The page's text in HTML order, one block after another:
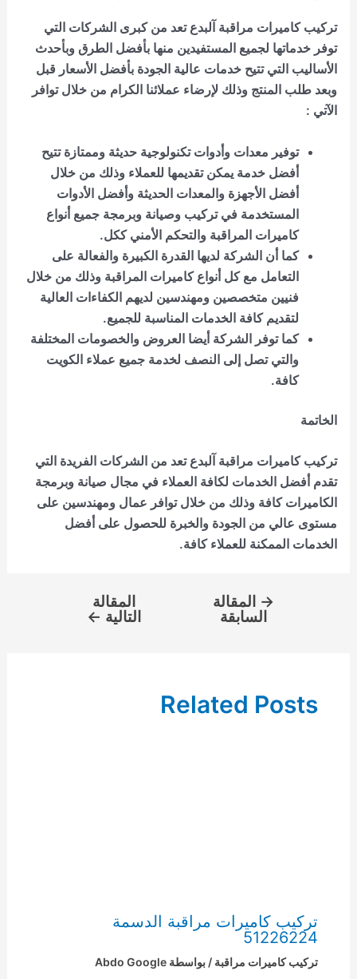
تركيب كاميرات مراقبة آلبدع تعد من كبرى الشركات التي
توفر خدماتها لجميع المستفيدين منها بأفضل الطرق وبأحدث
الأساليب التي تتيح خدمات عالية الجودة بأفضل الأسعار قبل
وبعد طلب المنتج وذلك لإرضاء عملائنا الكرام من خلال توافر
الآتي :
توفير معدات وأدوات تكنولوجية حديثة وممتازة تتيح
أفضل خدمة يمكن تقديمها للعملاء وذلك من خلال
أفضل الأجهزة والمعدات الحديثة وأفضل الأدوات
المستخدمة في تركيب وصيانة وبرمجة جميع أنواع
كاميرات المراقبة والتحكم الأمني ككل.
كما أن الشركة لديها القدرة الكبيرة والفعالة على
التعامل مع كل أنواع كاميرات المراقبة وذلك من خلال
فنيين متخصصين ومهندسين لديهم الكفاءات العالية
لتقديم كافة الخدمات المناسبة للجميع.
كما توفر الشركة أيضا العروض والخصومات المختلفة
والتي تصل إلى النصف لخدمة جميع عملاء الكويت
كافة.
الخاتمة
تركيب كاميرات مراقبة آلبدع تعد من الشركات الفريدة التي
تقدم أفضل الخدمات لكافة العملاء في مجال صيانة وبرمجة
الكاميرات كافة وذلك من خلال توافر عمال ومهندسين على
مستوى عالي من الجودة والخبرة للحصول على أفضل
الخدمات الممكنة للعملاء كافة.
→ المقالة
السابقة
المقالة
التالية ←
Related Posts
تركيب كاميرات مراقبة الدسمة
51226224
تركيب كاميرات مراقبة / بواسطة Abdo Google